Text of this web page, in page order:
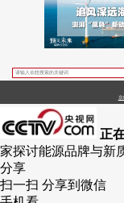
京
正
家探讨能源品牌与新
分享
扫一扫 分享到微信